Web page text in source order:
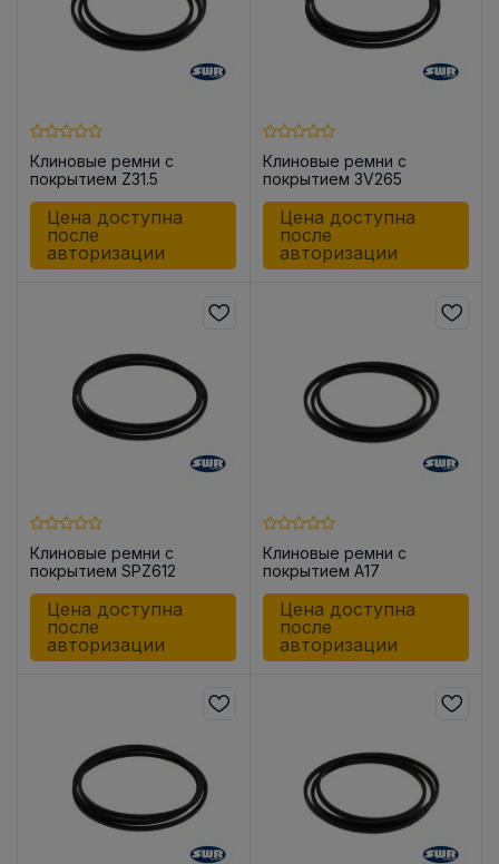
Клиновые ремни с
покрытием Z31.5
Цена доступна
после
авторизации
Клиновые ремни с
покрытием 3V265
Цена доступна
после
авторизации
Клиновые ремни с
покрытием SPZ612
Цена доступна
после
авторизации
Клиновые ремни с
покрытием A17
Цена доступна
после
авторизации